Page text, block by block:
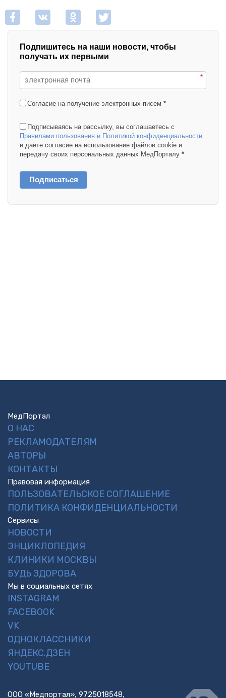
Подпишитесь на наши новости, чтобы
получать их первыми
*
Согласие на получение электронных писем *
Подписываясь на рассылку, вы соглашаетесь с
Правилами пользования и Политикой конфиденциальности
и даете согласие на использование файлов cookie и
передачу своих персональных данных МедПорталу *
Подписаться
МедПортал
О НАС
РЕКЛАМОДАТЕЛЯМ
АВТОРЫ
КОНТАКТЫ
Правовая информация
ПОЛЬЗОВАТЕЛЬСКОЕ СОГЛАШЕНИЕ
ПОЛИТИКА КОНФИДЕНЦИАЛЬНОСТИ
Сервисы
НОВОСТИ
ЭНЦИКЛОПЕДИЯ
КЛИНИКИ МОСКВЫ
БУДЬ ЗДОРОВА
Мы в социальных сетях
INSTAGRAM
FACEBOOK
VK
ОДНОКЛАССНИКИ
ЯНДЕКС.ДЗЕН
YOUTUBE
ООО «Медпортал», 9725018548,